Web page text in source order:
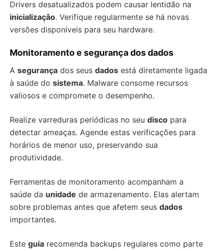
Drivers desatualizados podem causar lentidão na
inicialização. Verifique regularmente se há novas
versões disponíveis para seu hardware.
Monitoramento e segurança dos dados
A segurança dos seus dados está diretamente ligada
à saúde do sistema. Malware consome recursos
valiosos e compromete o desempenho.
Realize varreduras periódicas no seu disco para
detectar ameaças. Agende estas verificações para
horários de menor uso, preservando sua
produtividade.
Ferramentas de monitoramento acompanham a
saúde da unidade de armazenamento. Elas alertam
sobre problemas antes que afetem seus dados
importantes.
Este guia recomenda backups regulares como parte